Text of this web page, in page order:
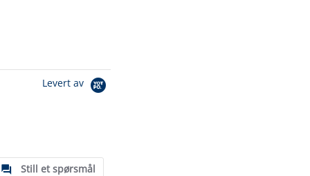
Levert av
Still et spørsmål